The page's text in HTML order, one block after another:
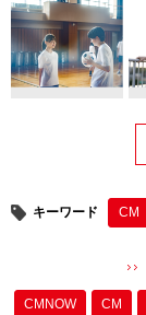
キーワード CM
CMNOW CM